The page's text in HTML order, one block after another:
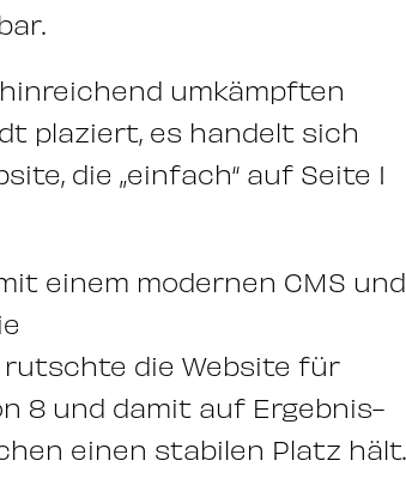
umkämpften
plaziert, es handelt sich
die „einfach“ auf Seite 1
einem modernen CMS und
rutschte die Website für
8 und damit auf Ergebnis-
einen stabilen Platz hält.